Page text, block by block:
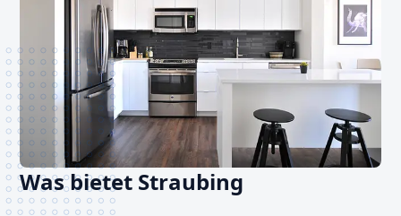
Was bietet Straubing